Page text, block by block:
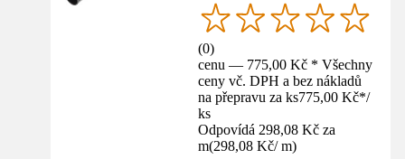
(0)
cenu — 775,00 Kč * Všechny
ceny vč. DPH a bez nákladů
na přepravu za ks775,00 Kč*/
ks
Odpovídá 298,08 Kč za
m(298,08 Kč/ m)